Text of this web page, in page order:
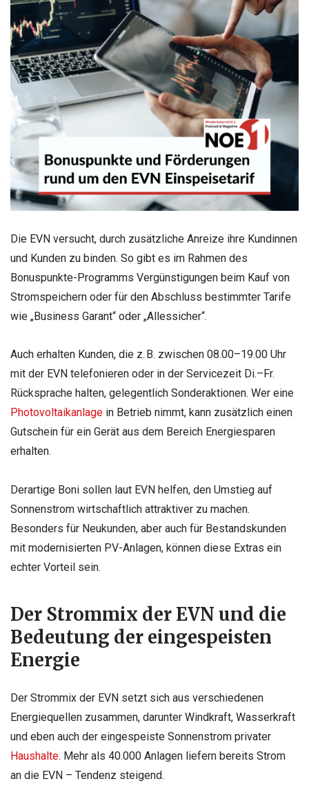
Die EVN versucht, durch zusätzliche Anreize ihre Kundinnen
und Kunden zu binden. So gibt es im Rahmen des
Bonuspunkte-Programms Vergünstigungen beim Kauf von
Stromspeichern oder für den Abschluss bestimmter Tarife
wie „Business Garant“ oder „Allessicher“.
Auch erhalten Kunden, die z. B. zwischen 08.00–19.00 Uhr
mit der EVN telefonieren oder in der Servicezeit Di.–Fr.
Rücksprache halten, gelegentlich Sonderaktionen. Wer eine
Photovoltaikanlage in Betrieb nimmt, kann zusätzlich einen
Gutschein für ein Gerät aus dem Bereich Energiesparen
erhalten.
Derartige Boni sollen laut EVN helfen, den Umstieg auf
Sonnenstrom wirtschaftlich attraktiver zu machen.
Besonders für Neukunden, aber auch für Bestandskunden
mit modernisierten PV-Anlagen, können diese Extras ein
echter Vorteil sein.
Der Strommix der EVN und die
Bedeutung der eingespeisten
Energie
Der Strommix der EVN setzt sich aus verschiedenen
Energiequellen zusammen, darunter Windkraft, Wasserkraft
und eben auch der eingespeiste Sonnenstrom privater
Haushalte. Mehr als 40.000 Anlagen liefern bereits Strom
an die EVN – Tendenz steigend.